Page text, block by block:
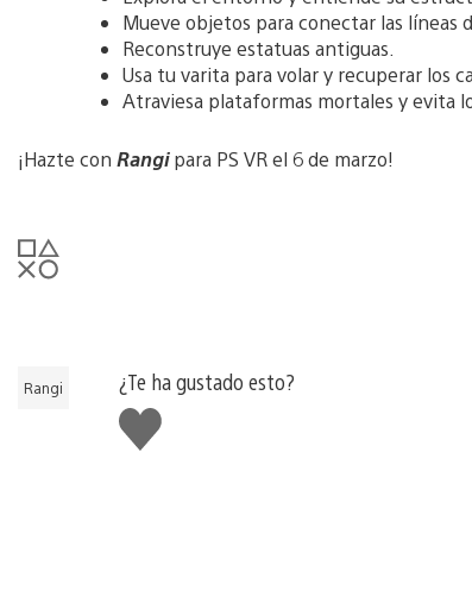
Mueve objetos para conectar las líneas
Reconstruye estatuas antiguas.
Usa tu varita para volar y recuperar los
Atraviesa plataformas mortales y evita
¡Hazte con Rangipara PS VR el 6 de marzo!
Rangi
¿Te ha gustado esto?
Me
gusta